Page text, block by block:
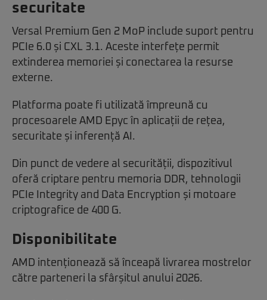
securitate
Versal Premium Gen 2 MoP include suport pentru
PCIe 6.0 și CXL 3.1. Aceste interfețe permit
extinderea memoriei și conectarea la resurse
externe.
Platforma poate fi utilizată împreună cu
procesoarele AMD Epyc în aplicații de rețea,
securitate și inferență AI.
Din punct de vedere al securității, dispozitivul
oferă criptare pentru memoria DDR, tehnologii
PCIe Integrity and Data Encryption și motoare
criptografice de 400 G.
Disponibilitate
AMD intenționează să înceapă livrarea mostrelor
către parteneri la sfârșitul anului 2026.